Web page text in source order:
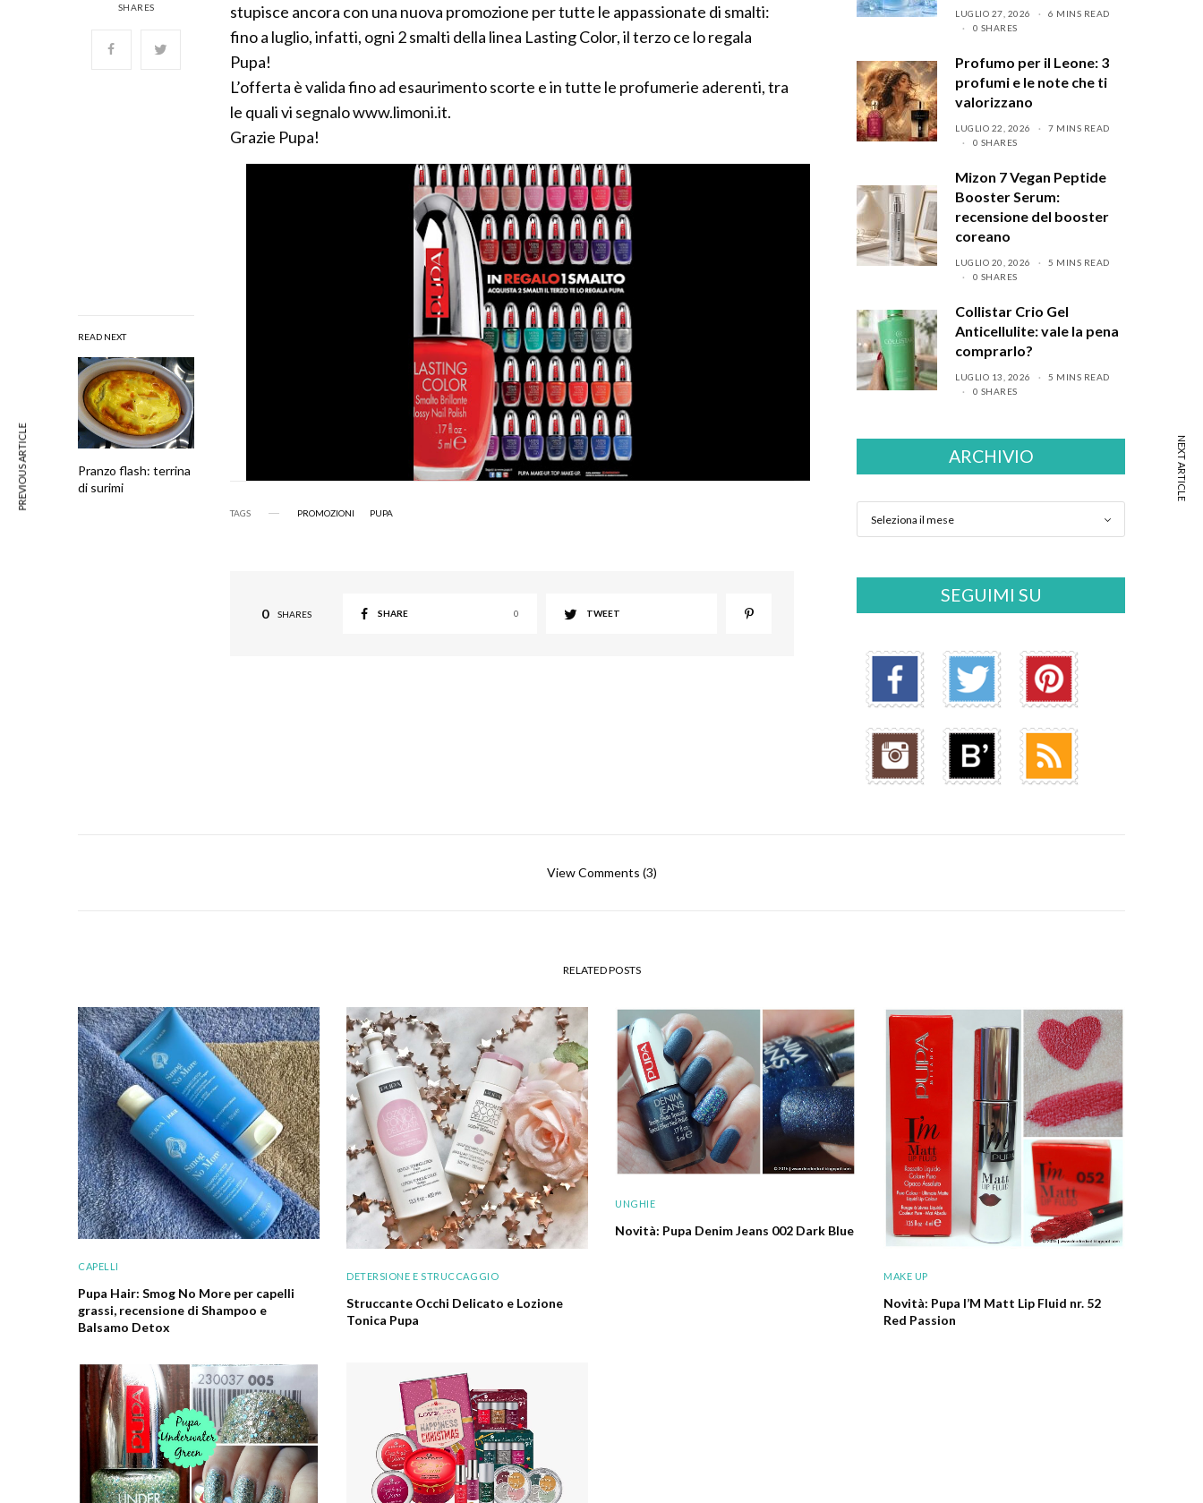
SHARES
READ NEXT
Pranzo flash: terrina
di surimi
stupisce ancora con una nuova promozione per tutte le appassionate di smalti:
fino a luglio, infatti, ogni 2 smalti della linea Lasting Color, il terzo ce lo regala
Pupa!
L’offerta è valida fino ad esaurimento scorte e in tutte le profumerie aderenti, tra
le quali vi segnalo www.limoni.it.
Grazie Pupa!
TAGS PROMOZIONI PUPA
0 SHARES SHARE 0 TWEET
LUGLIO 27, 2026
6 MINS READ
0 SHARES
Profumo per il Leone: 3
profumi e le note che ti
valorizzano
LUGLIO 22, 2026
7 MINS READ
0 SHARES
Mizon 7 Vegan Peptide
Booster Serum:
recensione del booster
coreano
LUGLIO 20, 2026
5 MINS READ
0 SHARES
Collistar Crio Gel
Anticellulite: vale la pena
comprarlo?
LUGLIO 13, 2026
5 MINS READ
0 SHARES
ARCHIVIO
SEGUIMI SU
PREVIOUS ARTICLE NEXT ARTICLE
View Comments (3)
RELATED POSTS
CAPELLI
Pupa Hair: Smog No More per capelli
grassi, recensione di Shampoo e
Balsamo Detox
DETERSIONE E STRUCCAGGIO
Struccante Occhi Delicato e Lozione
Tonica Pupa
UNGHIE
Novità: Pupa Denim Jeans 002 Dark Blue
MAKE UP
Novità: Pupa I’M Matt Lip Fluid nr. 52
Red Passion